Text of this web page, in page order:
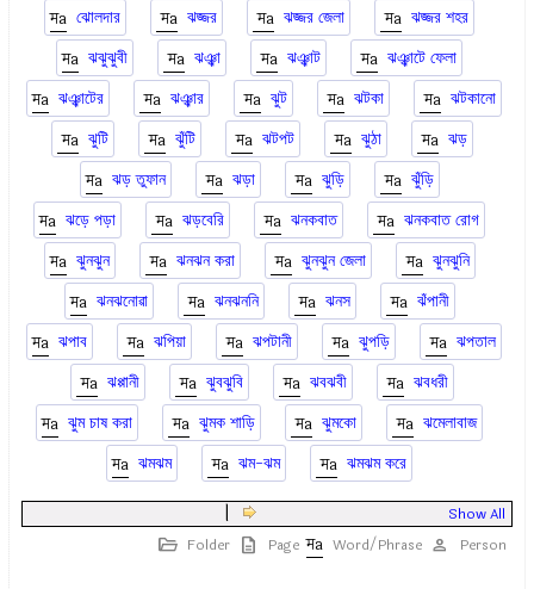
ঝোলদার
ঝজ্জর ঝজ্জর জেলা
ঝজ্জর শহর
ঝঝুঝুবী
ঝঞ্ঝা ঝঞ্ঝাট
ঝঞ্ঝাটে ফেলা
ঝঞ্ঝাটের
ঝঞ্ঝার ঝুট ঝটকা
ঝটকানো
ঝুটি
ঝুঁটি ঝটপট ঝুঠা
ঝড়
ঝড় তুফান
ঝড়া ঝুড়ি
ঝুঁড়ি
ঝড়ে পড়া
ঝড়বেরি ঝনকবাত
ঝনকবাত রোগ
ঝুনঝুন
ঝনঝন করা ঝুনঝুন জেলা
ঝুনঝুনি
ঝনঝনোৱা
ঝনঝননি ঝনস
ঝঁপানী
ঝপাব
ঝপিয়া ঝপটানী ঝুপড়ি
ঝপতাল
ঝপ্পানী
ঝুবঝুবি ঝবঝবী
ঝবধরী
ঝুম চাষ করা
ঝুমক শাড়ি ঝুমকো
ঝমেলাবাজ
ঝমঝম
ঝম-ঝম
ঝমঝম করে
Show All
Folder
Page Word/Phrase Person